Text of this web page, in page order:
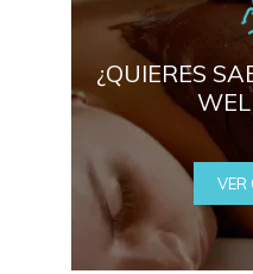
¿QUIERES
VER